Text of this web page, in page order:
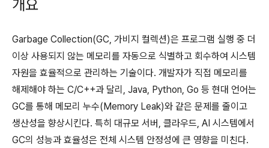
개요
Garbage Collection(GC, 가비지 컬렉션)은 프로그램 실행 중 더
이상 사용되지 않는 메모리를 자동으로 식별하고 회수하여 시스템
자원을 효율적으로 관리하는 기술이다. 개발자가 직접 메모리를
해제해야 하는 C/C++과 달리, Java, Python, Go 등 현대 언어는
GC를 통해 메모리 누수(Memory Leak)와 같은 문제를 줄이고
생산성을 향상시킨다. 특히 대규모 서버, 클라우드, AI 시스템에서
GC의 성능과 효율성은 전체 시스템 안정성에 큰 영향을 미친다.